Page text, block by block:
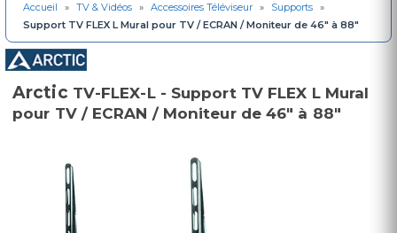
Accueil » TV & Vidéos » Accessoires Téléviseur » Supports »
Support TV FLEX L Mural pour TV / ECRAN / Moniteur de 46" à 88"
Arctic TV-FLEX-L - Support TV FLEX L Mural
pour TV / ECRAN / Moniteur de 46" à 88"